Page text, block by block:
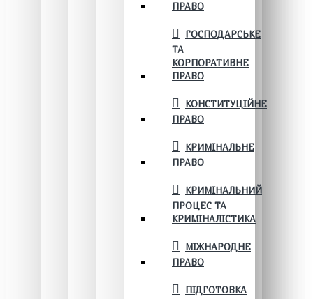
ПРАВО
ГОСПОДАРСЬКЕ
ТА
КОРПОРАТИВНЕ
ПРАВО
КОНСТИТУЦІЙНЕ
ПРАВО
КРИМІНАЛЬНЕ
ПРАВО
КРИМІНАЛЬНИЙ
ПРОЦЕС ТА
КРИМІНАЛІСТИКА
МІЖНАРОДНЕ
ПРАВО
ПІДГОТОВКА